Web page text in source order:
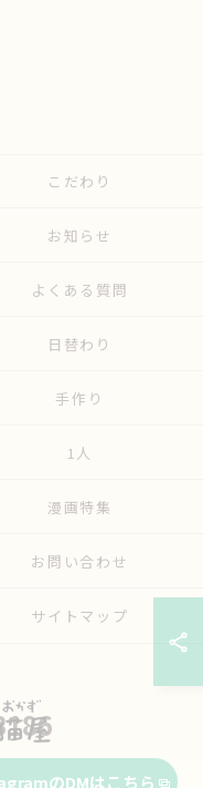
のDMはこちら
こだわり
お知らせ
よくある質問
日替わり
手作り
1人
漫画特集
お問い合わせ
サイトマップ